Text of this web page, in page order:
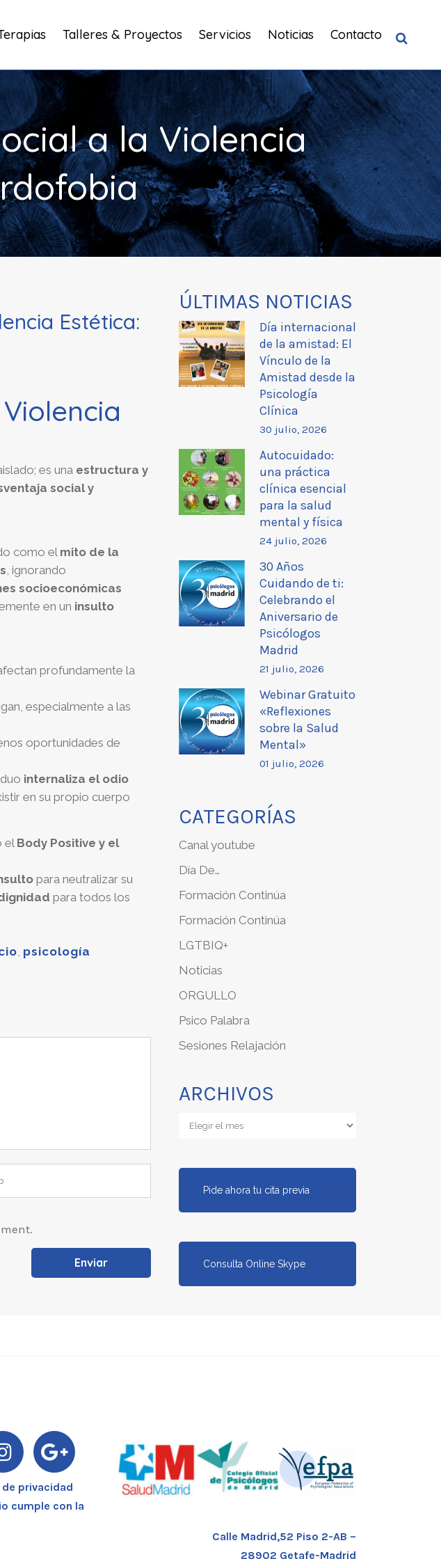
Talleres & Proyectos Servicios Noticias Contacto
a la Violencia
Estética:
es una estructura y
social y
como el mito de la
, ignorando
socioeconómicas
en un insulto
profundamente la
especialmente a las
oportunidades de
internaliza el odio
en su propio cuerpo
el Body Positive y el
para neutralizar su
para todos los
psicología
ÚLTIMAS NOTICIAS
Día internacional
de la amistad: El
Vínculo de la
Amistad desde la
Psicología
Clínica
30 julio, 2026
Autocuidado:
una práctica
clínica esencial
para la salud
mental y física
24 julio, 2026
30 Años
Cuidando de ti:
Celebrando el
Aniversario de
Psicólogos
Madrid
21 julio, 2026
Webinar Gratuito
«Reflexiones
sobre la Salud
Mental»
01 julio, 2026
CATEGORÍAS
Canal youtube
Día De…
Formación Continúa
Formación Continúa
LGTBIQ+
Noticias
ORGULLO
Psico Palabra
Sesiones Relajación
ARCHIVOS
Archivos
Pide ahora tu cita previa
Consulta Online Skype
privacidad
cumple con la
Calle Madrid,52 Piso 2-AB –
28902 Getafe-Madrid